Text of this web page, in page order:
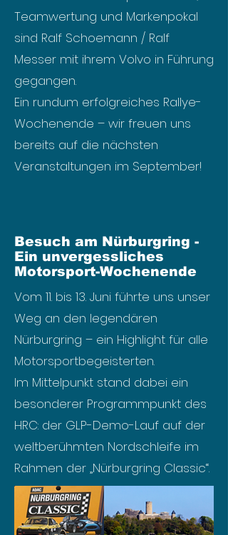
Teamwertung und Markenpokal
sind Ralf Schoemann / Ralf
Messer mit ihrem Volvo in Führung
gegangen.
Ein rundum erfolgreiches Rallye-
Wochenende – wir freuen uns
bereits auf die nächsten
Veranstaltungen im September!
​Besuch am Nürburgring -
Ein unvergessliches
Motorsport-Wochenende
Vom 11. bis 13. Juni führte uns unser
Weg an den legendären
Nürburgring – ein Highlight für alle
Motorsportbegeisterten.
Im Mittelpunkt stand dabei ein
besonderer Programmpunkt des
HRC: der GLP-Demo-Lauf auf der
weltberühmten Nordschleife im
Rahmen der „Nürburgring Classic“.